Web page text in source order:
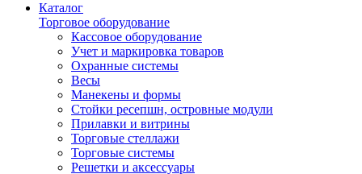
Каталог
Торговое оборудование
Кассовое оборудование
Учет и маркировка товаров
Охранные системы
Весы
Манекены и формы
Стойки ресепшн, островные модули
Прилавки и витрины
Торговые стеллажи
Торговые системы
Решетки и аксессуары